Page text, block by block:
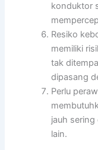
konduktor
Resiko
memiliki
tak
dipasang
Perlu
jauh
lain.